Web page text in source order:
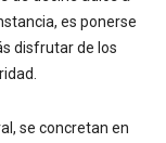
es ponerse
disfrutar de los
se concretan en